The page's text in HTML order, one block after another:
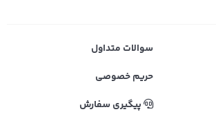
سوالات متداول
حریم خصوصی
پیگیری سفارش